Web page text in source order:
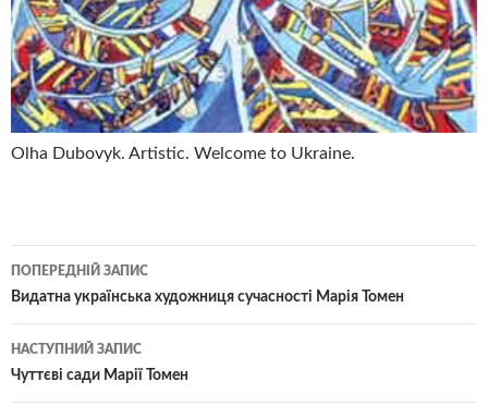
Olha Dubovyk. Artistic. Welcome to Ukraine.
Навігація
по
записам
ПОПЕРЕДНІЙ ЗАПИС
Видатна українська художниця сучасності Марія Томен
НАСТУПНИЙ ЗАПИС
Чуттєві сади Марії Томен